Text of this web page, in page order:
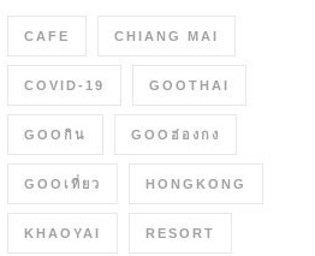
CAFE CHIANG MAI
COVID-19 GOOTHAI
GOOกิน GOOฮ่องกง
GOOเที่ยว HONGKONG
KHAOYAI RESORT